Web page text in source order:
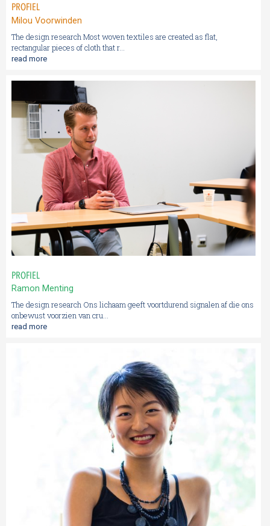
PROFIEL
Milou Voorwinden
The design research Most woven textiles are created as flat,
rectangular pieces of cloth that r...
read more
PROFIEL
Ramon Menting
The design research Ons lichaam geeft voortdurend signalen af die ons
onbewust voorzien van cru...
read more